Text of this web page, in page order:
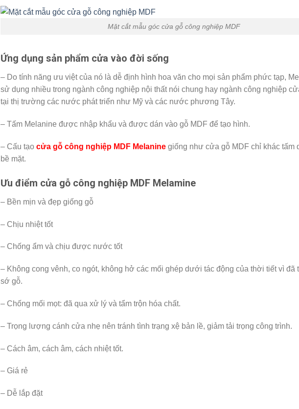
Mặt cắt mẫu góc cửa gỗ công nghiệp MDF
Ứng dụng sản phẩm cửa vào đời sống
– Do tính năng ưu việt của nó là dễ định hình hoa văn cho mọi sản phẩm phức tạp,
sử dụng nhiều trong ngành công nghiệp nội thất nói chung hay ngành công nghiệp
tại thị trường các nước phát triển như Mỹ và các nước phương Tây.
– Tấm Melanine được nhập khẩu và được dán vào gỗ MDF để tạo hình.
– Cấu tạo cửa gỗ công nghiệp MDF Melaninegiống như cửa gỗ MDF chỉ khác tấm
bề mặt.
Ưu điểm cửa gỗ công nghiệp MDF Melamine
– Bền mịn và đẹp giống gỗ
– Chịu nhiệt tốt
– Chống ẩm và chịu được nước tốt
– Không cong vênh, co ngót, không hở các mối ghép dưới tác động của thời tiết vì đã
sớ gỗ.
– Chống mối mọt: đã qua xử lý và tẩm trộn hóa chất.
– Trọng lượng cánh cửa nhẹ nên tránh tình trạng xệ bản lề, giảm tải trọng công trình.
– Cách âm, cách âm, cách nhiệt tốt.
– Giá rẻ
– Dễ lắp đặt